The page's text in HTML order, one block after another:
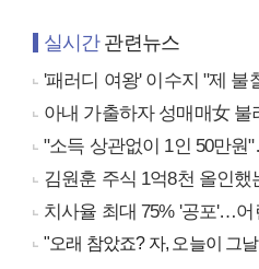
실시간관련뉴스
'패러디 여왕' 이수지 "제 불
아내 가출하자 성매매女 불
"소득 상관없이 1인 50만
김원훈 주식 1억8천 올인
치사율 최대 75% '공포'…
"오래 참았죠? 자, 오늘이 그